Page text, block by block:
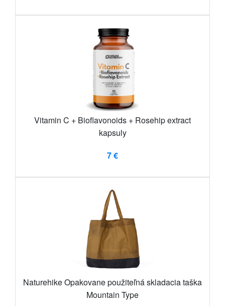
Vitamin C + Bioflavonoids + Rosehip extract
kapsuly
7 €
Naturehike Opakovane použiteľná skladacia taška
Mountain Type